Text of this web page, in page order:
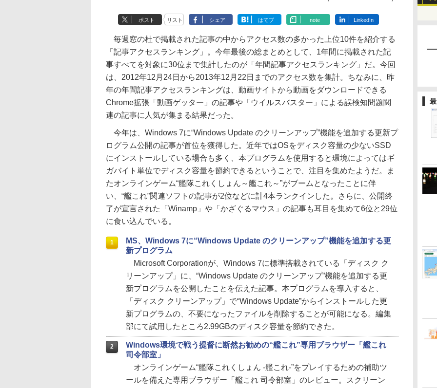
ポスト リスト シェア はてブ note LinkedIn
毎週窓の杜で掲載された記事の中からアクセス数の多かった上位10件を紹介する
「記事アクセスランキング」。今年最後の総まとめとして、1年間に掲載された記
事すべてを対象に30位まで集計したのが「年間記事アクセスランキング」だ。今回
は、2012年12月24日から2013年12月22日までのアクセス数を集計。ちなみに、昨
年の年間記事アクセスランキングは、動画サイトから動画をダウンロードできる
Chrome拡張「動画ゲッター」の記事や「ウイルスバスター」による誤検知問題関
連の記事に人気が集まる結果だった。
今年は、Windows 7に“Windows Update のクリーンアップ”機能を追加する更新プ
ログラム公開の記事が首位を獲得した。近年ではOSをディスク容量の少ないSSD
にインストールしている場合も多く、本プログラムを使用すると環境によってはギ
ガバイト単位でディスク容量を節約できるということで、注目を集めたようだ。ま
たオンラインゲーム“艦隊これくしょん～艦これ～”がブームとなったことに伴
い、“艦これ”関連ソフトの記事が2位などに計4本ランクインした。さらに、公開終
了が宣言された「Winamp」や「かざぐるマウス」の記事も耳目を集めて6位と29位
に食い込んでいる。
1
MS、Windows 7に“Windows Update のクリーンアップ”機能を追加する更
新プログラム
Microsoft Corporationが、Windows 7に標準搭載されている「ディスク ク
リーンアップ」に、“Windows Update のクリーンアップ”機能を追加する更
新プログラムを公開したことを伝えた記事。本プログラムを導入すると、
「ディスク クリーンアップ」で“Windows Update”からインストールした更
新プログラムの、不要になったファイルを削除することが可能になる。編集
部にて試用したところ2.99GBのディスク容量を節約できた。
2
Windows環境で戦う提督に断然お勧めの“艦これ”専用ブラウザー「艦これ
司令部室」
オンラインゲーム“艦隊これくしょん -艦これ-”をプレイするための補助ツ
ールを備えた専用ブラウザー「艦これ 司令部室」のレビュー。スクリーン